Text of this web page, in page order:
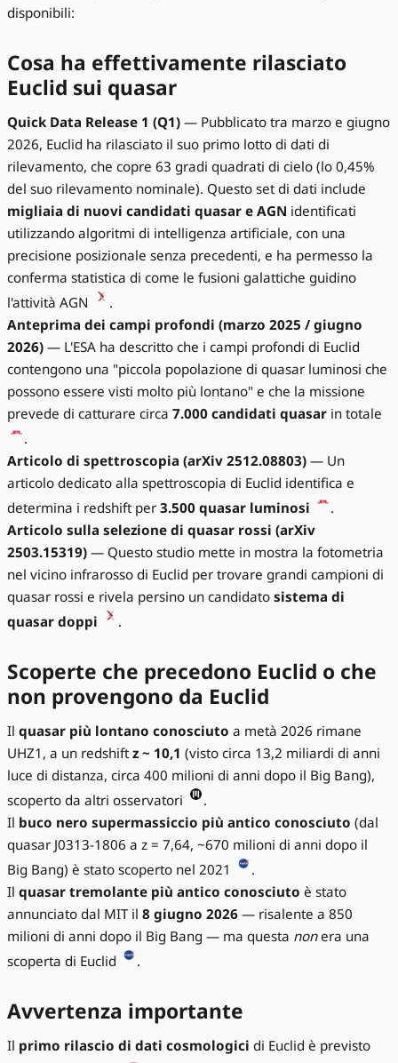
disponibili:
Cosa ha effettivamente rilasciato
Euclid sui quasar
Quick Data Release 1 (Q1) — Pubblicato tra marzo e giugno
2026, Euclid ha rilasciato il suo primo lotto di dati di
rilevamento, che copre 63 gradi quadrati di cielo (lo 0,45%
del suo rilevamento nominale). Questo set di dati include
migliaia di nuovi candidati quasar e AGN identificati
utilizzando algoritmi di intelligenza artificiale, con una
precisione posizionale senza precedenti, e ha permesso la
conferma statistica di come le fusioni galattiche guidino
l'attività AGN
.
Anteprima dei campi profondi (marzo 2025 / giugno
2026) — L'ESA ha descritto che i campi profondi di Euclid
contengono una "piccola popolazione di quasar luminosi che
possono essere visti molto più lontano" e che la missione
prevede di catturare circa 7.000 candidati quasar in totale
.
Articolo di spettroscopia (arXiv 2512.08803) — Un
articolo dedicato alla spettroscopia di Euclid identifica e
determina i redshift per 3.500 quasar luminosi
.
Articolo sulla selezione di quasar rossi (arXiv
2503.15319) — Questo studio mette in mostra la fotometria
nel vicino infrarosso di Euclid per trovare grandi campioni di
quasar rossi e rivela persino un candidato sistema di
quasar doppi
.
Scoperte che precedono Euclid o che
non provengono da Euclid
Il quasar più lontano conosciuto a metà 2026 rimane
UHZ1, a un redshiftz ~ 10,1 (visto circa 13,2 miliardi di anni
luce di distanza, circa 400 milioni di anni dopo il Big Bang),
scoperto da altri osservatori
.
Il buco nero supermassiccio più antico conosciuto (dal
quasar J0313-1806 a z = 7,64, ~670 milioni di anni dopo il
Big Bang) è stato scoperto nel 2021
.
Il quasar tremolante più antico conosciuto è stato
annunciato dal MIT il 8 giugno 2026 — risalente a 850
milioni di anni dopo il Big Bang — ma questa nonera una
scoperta di Euclid
.
Avvertenza importante
Il primo rilascio di dati cosmologici di Euclid è previsto